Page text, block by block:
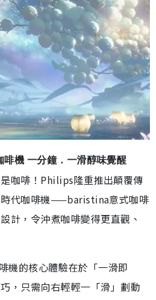
機 一分鐘．一滑醇味覺醒
咖啡！Philips隆重推出顛覆傳
代咖啡機——baristina意式咖啡
計，令沖煮咖啡變得更直觀、
的核心體驗在於「一滑即
，只需向右輕輕一「滑」劃動